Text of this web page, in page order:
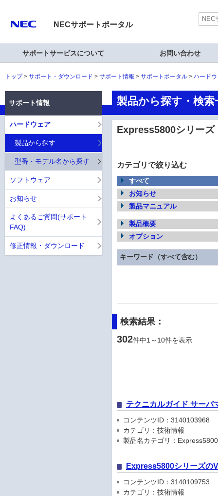
NECサポートポータル
サポートサービスについて お問い合わせ
トップ サポート・ダウンロード サポート情報 サポートポータル ハード
製品から探す・検
Express5800シリーズ
カテゴリで絞り込む
すべて
お知らせ
製品マニュアル
製品概要
オプション
キーワード（すべて含む）
検索結果：
302件中1～10件を表示
テクニカルガイド サーバ
コンテンツID：3140103968
カテゴリ：技術情報
製品名カテゴリ：
Express5800シリーズの
コンテンツID：3140109753
カテゴリ：技術情報
サポート情報
ハードウェア
製品から探す
型番・モデル名から探す
ソフトウェア
お知らせ
よくあるご質問(サポート
FAQ)
修正情報・ダウンロード